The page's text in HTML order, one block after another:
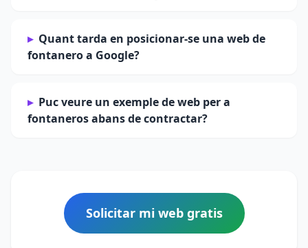
Quant tarda en posicionar-se una web de
fontanero a Google?
Puc veure un exemple de web per a
fontaneros abans de contractar?
Solicitar mi web gratis